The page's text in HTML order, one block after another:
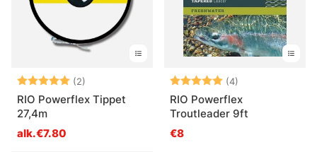
Arvio: (2)
5.0 5:sta tähdestä
RIO Powerflex Tippet
27,4m
alk.€7.80
Arvio: (4)
RIO Powerflex
Troutleader 9ft
€8